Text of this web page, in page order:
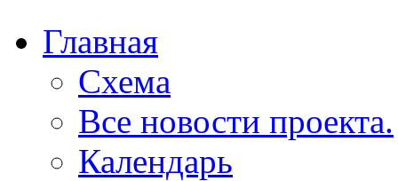
Главная
Схема
Все новости проекта.
Календарь